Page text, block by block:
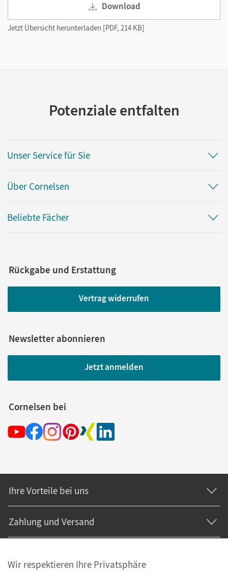
Download
Jetzt Übersicht herunterladen [PDF, 214 KB]
Potenziale entfalten
Unser Service für Sie
Über Cornelsen
Beliebte Fächer
Rückgabe und Erstattung
Vertrag widerrufen
Newsletter abonnieren
Jetzt anmelden
Cornelsen bei
Ihre Vorteile bei uns
Zahlung und Versand
Wir respektieren Ihre Privatsphäre